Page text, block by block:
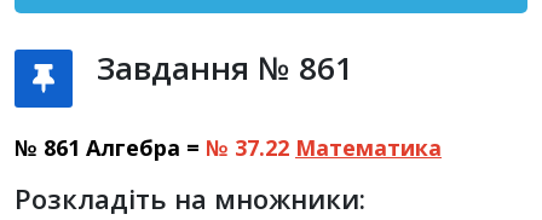
Завдання № 861
№ 861 Алгебра = № 37.22 Математика
Розкладіть на множники: